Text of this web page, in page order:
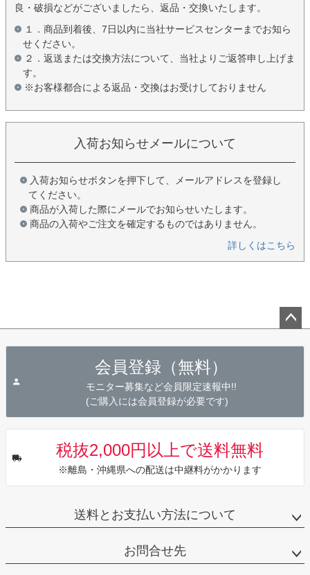
良・破損などがございましたら、返品・交換いたします。
１．商品到着後、7日以内に当社サービスセンターまでお知ら
せください。
２．返送または交換方法について、当社よりご返答申し上げま
す。
※お客様都合による返品・交換はお受けしておりません
入荷お知らせメールについて
入荷お知らせボタンを押下して、メールアドレスを登録し
てください。
商品が入荷した際にメールでお知らせいたします。
商品の入荷やご注文を確定するものではありません。
詳しくはこちら
会員登録（無料）
モニター募集など会員限定速報中!!
(ご購入には会員登録が必要です)
税抜2,000円以上で送料無料
※離島・沖縄県への配送は中継料がかかります
送料とお支払い方法について
お問合せ先